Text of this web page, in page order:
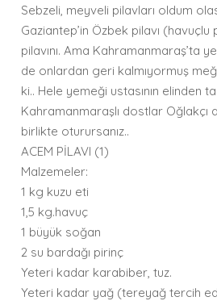
Sebzeli, meyveli pilavları oldum
Gaziantep’in Özbek pilavı
pilavını. Ama Kahramanmaraş’ta
de onlardan geri kalmıyormuş
ki.. Hele yemeği ustasının elinden
Kahramanmaraşlı dostlar Oğlakçı
birlikte oturursanız..
ACEM PİLAVI (1)
Malzemeler:
1 kg kuzu eti
1,5 kg.havuç
1 büyük soğan
2 su bardağı pirinç
Yeteri kadar karabiber, tuz.
Yeteri kadar yağ (tereyağ tercih